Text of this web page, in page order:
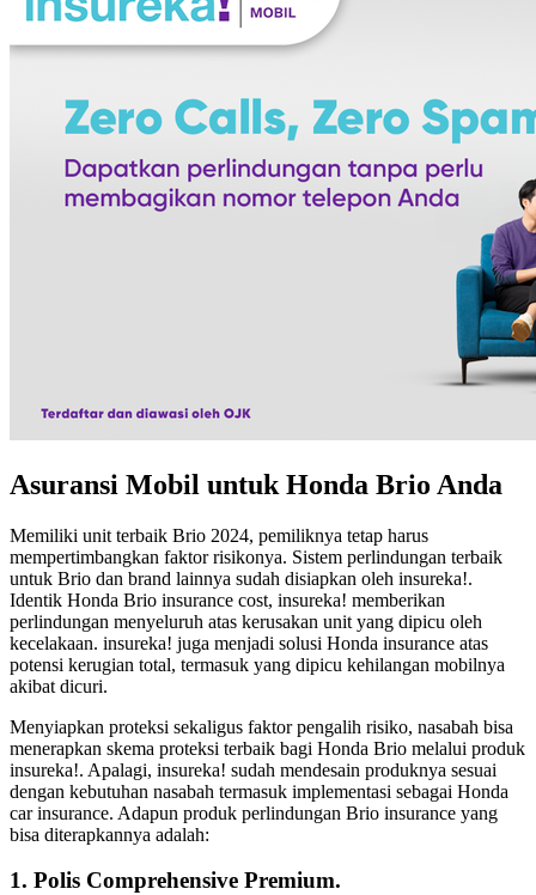
Asuransi Mobil untuk Honda Brio Anda
Memiliki unit terbaik Brio 2024, pemiliknya tetap harus
mempertimbangkan faktor risikonya. Sistem perlindungan terbaik
untuk Brio dan brand lainnya sudah disiapkan oleh insureka!.
Identik Honda Brio insurance cost, insureka! memberikan
perlindungan menyeluruh atas kerusakan unit yang dipicu oleh
kecelakaan. insureka! juga menjadi solusi Honda insurance atas
potensi kerugian total, termasuk yang dipicu kehilangan mobilnya
akibat dicuri.
Menyiapkan proteksi sekaligus faktor pengalih risiko, nasabah bisa
menerapkan skema proteksi terbaik bagi Honda Brio melalui produk
insureka!. Apalagi, insureka! sudah mendesain produknya sesuai
dengan kebutuhan nasabah termasuk implementasi sebagai Honda
car insurance. Adapun produk perlindungan Brio insurance yang
bisa diterapkannya adalah:
1. Polis Comprehensive Premium.